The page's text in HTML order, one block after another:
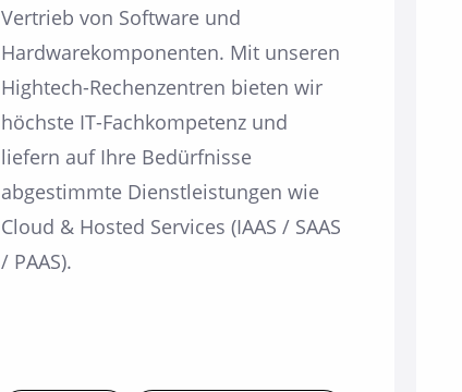
Vertrieb von Software und
Hardwarekomponenten. Mit unseren
Hightech-Rechenzentren bieten wir
höchste IT-Fachkompetenz und
liefern auf Ihre Bedürfnisse
abgestimmte Dienstleistungen wie
Cloud & Hosted Services (IAAS / SAAS
/ PAAS).